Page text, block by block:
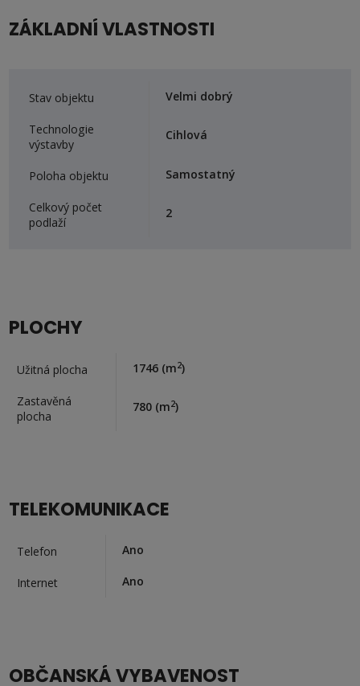
ZÁKLADNÍ VLASTNOSTI
Stav objektu Velmi dobrý
Technologie
výstavby
Cihlová
Poloha objektu Samostatný
Celkový počet
podlaží
2
PLOCHY
Užitná plocha 1746 (m2)
Zastavěná
plocha
780 (m2)
TELEKOMUNIKACE
Telefon Ano
Internet Ano
OBČANSKÁ VYBAVENOST